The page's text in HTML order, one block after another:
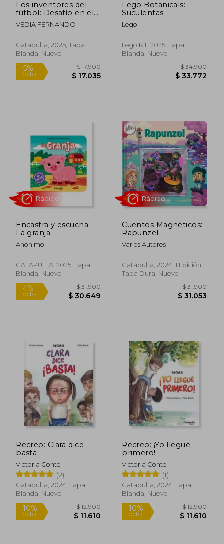
13%
dcto.
$ 31.900
$ 27.772
Rápido
4%
dcto.
$
$
Rápido
Los inventores del
fútbol: Desafío en el
cementerio
VEDIA FERNANDO
Catapulta, 2025, Tapa
Blanda, Nuevo
5%
dcto.
$ 17.900
$ 17.035
Lego Botanicals:
Suculentas
Lego
Lego Kit, 2025, Tapa
Blanda, Nuevo
$
Encastra y escucha:
La granja
Anonimo
CATAPULTA, 2025, Tapa
Blanda, Nuevo
Cuentos Magnéticos:
Rapunzel
Varios Autores
Catapulta, 2024, 1 Edición,
Tapa Dura, Nuevo
Recreo: Clara dice
basta
Victoria Conte
(2)
Catapulta, 2024, Tapa
Blanda, Nuevo
Recreo: ¡Yo llegué
primero!
Victoria Conte
(1)
Catapulta, 2024, Tapa
Blanda, Nuevo